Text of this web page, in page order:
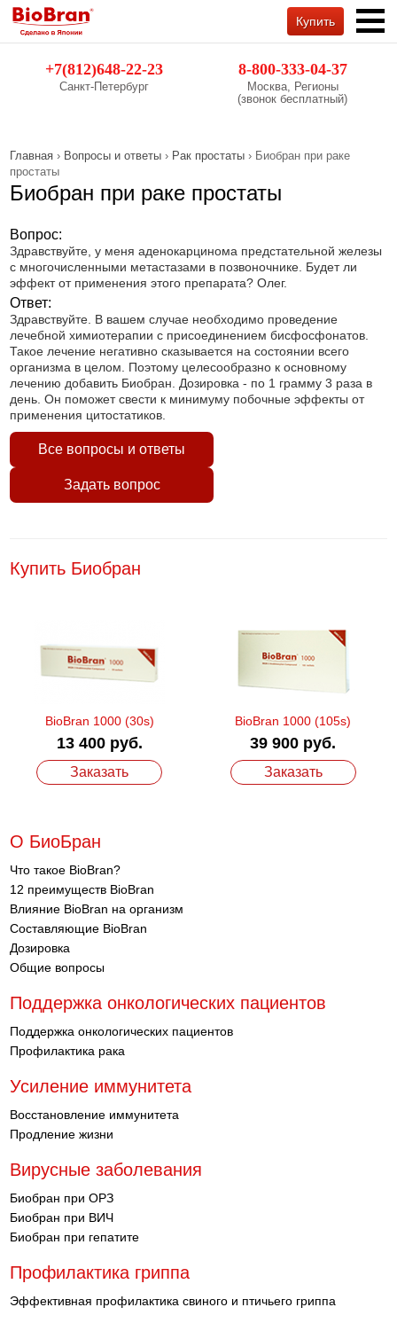
+7(812)648-22-23
Санкт-Петербург
8-800-333-04-37
Москва, Регионы
(звонок бесплатный)
Купить
Главная › Вопросы и ответы › Рак простаты › Биобран при раке
простаты
Биобран при раке простаты
Вопрос:
Здравствуйте, у меня аденокарцинома предстательной железы
с многочисленными метастазами в позвоночнике. Будет ли
эффект от применения этого препарата? Олег.
Ответ:
Здравствуйте. В вашем случае необходимо проведение
лечебной химиотерапии с присоединением бисфосфонатов.
Такое лечение негативно сказывается на состоянии всего
организма в целом. Поэтому целесообразно к основному
лечению добавить Биобран. Дозировка - по 1 грамму 3 раза в
день. Он поможет свести к минимуму побочные эффекты от
применения цитостатиков.
Все вопросы и ответы
Задать вопрос
Купить Биобран
BioBran 1000 (30s)
13 400 руб.
Заказать
BioBran 1000 (105s)
39 900 руб.
Заказать
О БиоБран
Что такое BioBran?
12 преимуществ BioBran
Влияние BioBran на организм
Составляющие BioBran
Дозировка
Общие вопросы
Поддержка онкологических пациентов
Поддержка онкологических пациентов
Профилактика рака
Усиление иммунитета
Восстановление иммунитета
Продление жизни
Вирусные заболевания
Биобран при ОРЗ
Биобран при ВИЧ
Биобран при гепатите
Профилактика гриппа
Эффективная профилактика свиного и птичьего гриппа